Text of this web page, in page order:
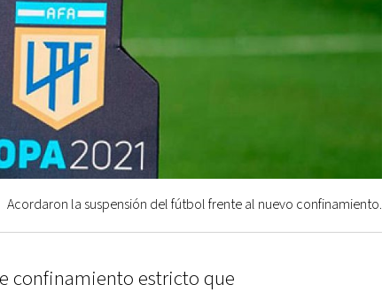
Acordaron la suspensión del fútbol frente al nuevo confinamiento.
confinamiento estricto que